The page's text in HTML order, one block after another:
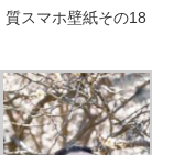
質スマホ壁紙その18